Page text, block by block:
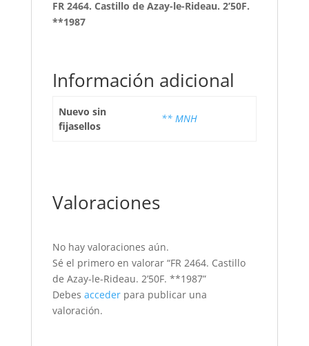
FR 2464. Castillo de Azay-le-Rideau. 2’50F.
**1987
Información adicional
Nuevo sin
fijasellos
** MNH
Valoraciones
No hay valoraciones aún.
Sé el primero en valorar “FR 2464. Castillo
de Azay-le-Rideau. 2’50F. **1987”
Debes accederpara publicar una
valoración.